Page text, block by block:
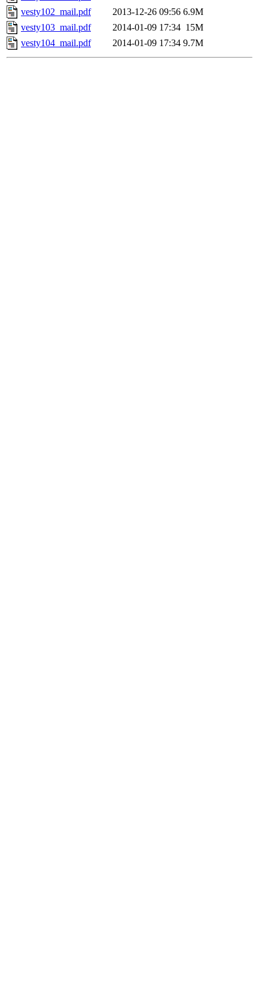
vesty102_mail.pdf
2013-12-26 09:56 6.9M
vesty103_mail.pdf
2014-01-09 17:34 15M
vesty104_mail.pdf
2014-01-09 17:34 9.7M